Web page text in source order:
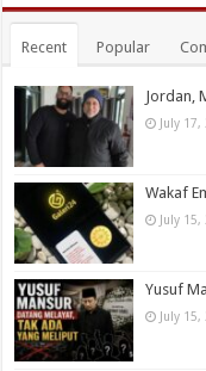
Recent Popular
Jordan,
July 17,
Wakaf
July 15,
Yusuf
July